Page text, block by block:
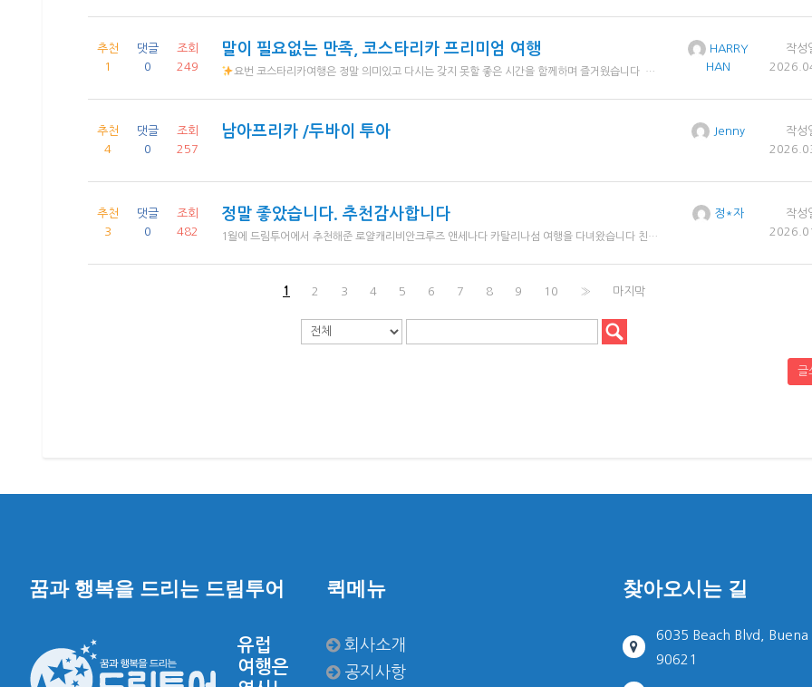
추천
1
댓글
0
조회
249
말이 필요없는 만족, 코스타리카 프리미엄 여행
요번 코스타리카여행은 정말 의미있고 다시는 갖지 못할 좋은 시간을 함께하며 즐거웠습니다 다들 건강관리 잘하시고 같이 할수 있는 기회가 되면 또 함께 하며 많이 더 알아가길 바랍니다. 행복했습니다
HARRY
HAN
작성
추천
4
댓글
0
조회
257
남아프리카 /두바이 투아 Jenny
작성
추천
3
댓글
0
조회
482
정말 좋았습니다. 추천감사합니다
1월에 드림투어에서 추천해준 로얄캐리비안크루즈 앤세나다 카탈리나섬 여행을 다녀왔습니다 친구6명이 함께 한 이번여행은 짧은듯 아쉬움은 있었지만 선상분위기와 승무원서비스, 객실, 음식등 너무 만족스러웠습니다. 카탈리나아일랜드는 전반적으로 산책하기 좋고 풍경이 예뻣고, 앤세나다는 타코가 정말 맛있고 항구주변을 둘러보는 재미가 좋았습니다. 다음크루즈는 알라스카입니다. 예약받으실 준비하세요 ㅎㅎㅎ 예약부터 친절하게 응대해주신 드림투어에 감사드립니다.
정*자
작성
1 2 3 4 5 6 7 8 9 10 » 마지막
글
꿈과 행복을 드리는 드림투어
유럽
여행은
퀵메뉴
회사소개
공지사항
찾아오시는 길
6035 Beach Blvd, Buena
90621